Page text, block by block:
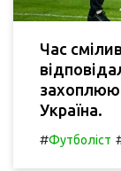
Час
Україна.
#Футболіст